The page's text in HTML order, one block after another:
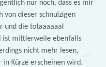
nur noch, dass es mir
von dieser schnulzigen
und die totaaaaaal
ist mittlerweile ebenfalls
nicht mehr lesen,
Kürze erscheinen wird.